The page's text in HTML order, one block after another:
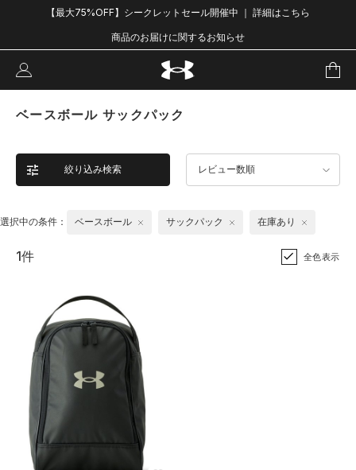
【最大75%OFF】シークレットセール開催中 ｜ 詳細はこちら
商品のお届けに関するお知らせ
ベースボール サックパック
絞り込み検索 レビュー数順
選択中の条件： ベースボール サックパック 在庫あり
1件 全色表示